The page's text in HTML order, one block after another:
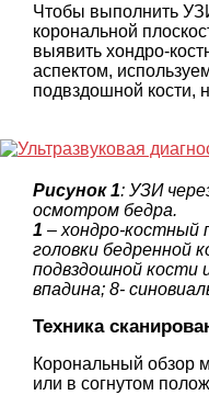
Чтобы выполнить
корональной
выявить хондро-
аспектом,
подвздошной кости,
Рисунок 1: УЗИ
осмотром бедра.
1 – хондро-костный
головки бедренной
подвздошной кости
впадина; 8-
Техника
Корональный обзор
или в согнутом